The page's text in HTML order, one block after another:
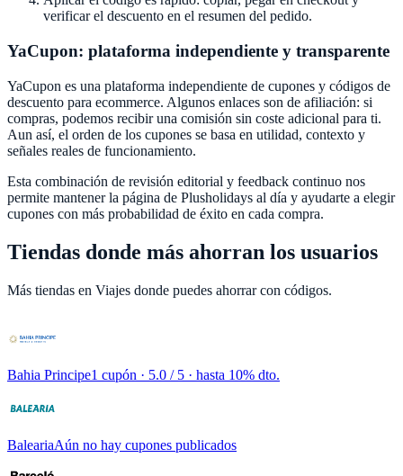
verificar el descuento en el resumen del pedido.
YaCupon: plataforma independiente y transparente
YaCupon es una plataforma independiente de cupones y códigos de
descuento para ecommerce. Algunos enlaces son de afiliación: si
compras, podemos recibir una comisión sin coste adicional para ti.
Aun así, el orden de los cupones se basa en utilidad, contexto y
señales reales de funcionamiento.
Esta combinación de revisión editorial y feedback continuo nos
permite mantener la página de Plusholidays al día y ayudarte a elegir
cupones con más probabilidad de éxito en cada compra.
Tiendas donde más ahorran los usuarios
Más tiendas en Viajes donde puedes ahorrar con códigos.
Bahia Principe1 cupón · 5.0 / 5 · hasta 10% dto.
BaleariaAún no hay cupones publicados